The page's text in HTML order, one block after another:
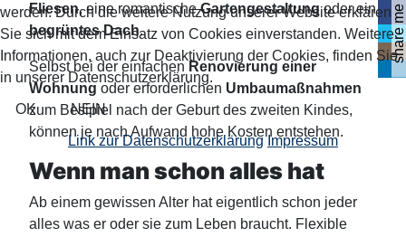
Fliesen, eine romantischeGartengestaltungoder ein
begrüntes Dach.
Selbst bei der einfachen Renovierung einer
Wohnung oder erforderlichen Umbaumaßnahmen
zum Besipiel nach der Geburt des zweiten Kindes,
können je nach Aufwand hohe Kosten entstehen.
Wenn man schon alles hat
Ab einem gewissen Alter hat eigentlich schon jeder
alles was er oder sie zum Leben braucht. Flexible
share me
werden. Durch die weitere Nutzung unserer Website erklären
Sie sich mit dem Einsatz von Cookies einverstanden. Weitere
Informationen, auch zur Deaktivierung der Cookies, finden Sie
in unserer Datenschutzerklärung.
OK NEIN
Link zur Datenschutzerklärung Impressum